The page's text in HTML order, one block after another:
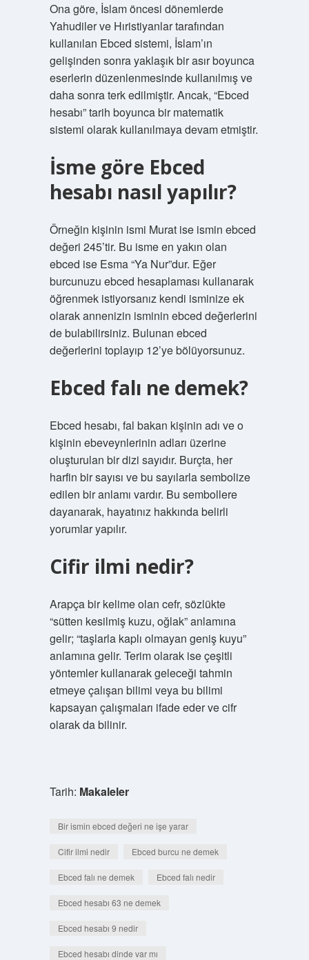
Ona göre, İslam öncesi dönemlerde
Yahudiler ve Hıristiyanlar tarafından
kullanılan Ebced sistemi, İslam’ın
gelişinden sonra yaklaşık bir asır boyunca
eserlerin düzenlenmesinde kullanılmış ve
daha sonra terk edilmiştir. Ancak, “Ebced
hesabı” tarih boyunca bir matematik
sistemi olarak kullanılmaya devam etmiştir.
İsme göre Ebced
hesabı nasıl yapılır?
Örneğin kişinin ismi Murat ise ismin ebced
değeri 245’tir. Bu isme en yakın olan
ebced ise Esma “Ya Nur”dur. Eğer
burcunuzu ebced hesaplaması kullanarak
öğrenmek istiyorsanız kendi isminize ek
olarak annenizin isminin ebced değerlerini
de bulabilirsiniz. Bulunan ebced
değerlerini toplayıp 12’ye bölüyorsunuz.
Ebced falı ne demek?
Ebced hesabı, fal bakan kişinin adı ve o
kişinin ebeveynlerinin adları üzerine
oluşturulan bir dizi sayıdır. Burçta, her
harfin bir sayısı ve bu sayılarla sembolize
edilen bir anlamı vardır. Bu sembollere
dayanarak, hayatınız hakkında belirli
yorumlar yapılır.
Cifir ilmi nedir?
Arapça bir kelime olan cefr, sözlükte
“sütten kesilmiş kuzu, oğlak” anlamına
gelir; “taşlarla kaplı olmayan geniş kuyu”
anlamına gelir. Terim olarak ise çeşitli
yöntemler kullanarak geleceği tahmin
etmeye çalışan bilimi veya bu bilimi
kapsayan çalışmaları ifade eder ve cifr
olarak da bilinir.
Tarih: Makaleler
Bir ismin ebced değeri ne işe yarar
Cifir ilmi nedir Ebced burcu ne demek
Ebced falı ne demek Ebced falı nedir
Ebced hesabı 63 ne demek
Ebced hesabı 9 nedir
Ebced hesabı dinde var mı